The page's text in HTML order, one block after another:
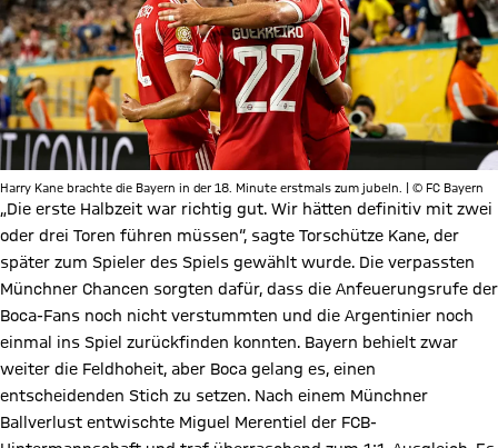
Harry Kane brachte die Bayern in der 18. Minute erstmals zum jubeln. | © FC Bayern
„Die erste Halbzeit war richtig gut. Wir hätten definitiv mit zwei
oder drei Toren führen müssen“, sagte Torschütze Kane, der
später zum Spieler des Spiels gewählt wurde. Die verpassten
Münchner Chancen sorgten dafür, dass die Anfeuerungsrufe der
Boca-Fans noch nicht verstummten und die Argentinier noch
einmal ins Spiel zurückfinden konnten. Bayern behielt zwar
weiter die Feldhoheit, aber Boca gelang es, einen
entscheidenden Stich zu setzen. Nach einem Münchner
Ballverlust entwischte Miguel Merentiel der FCB-